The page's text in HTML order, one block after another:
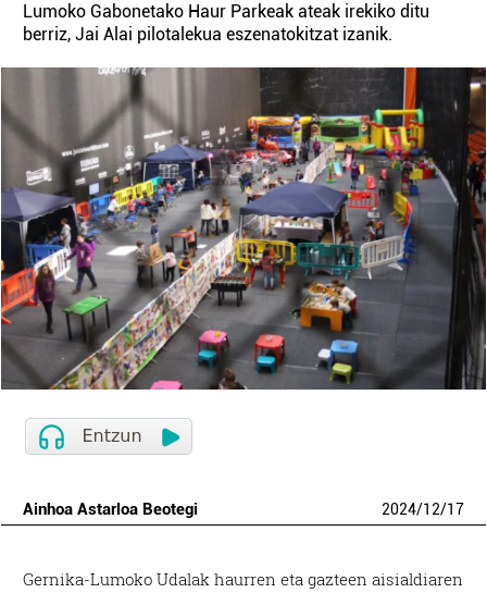
Lumoko Gabonetako Haur Parkeak ateak irekiko ditu
berriz, Jai Alai pilotalekua eszenatokitzat izanik.
Ainhoa Astarloa Beotegi 2024/12/17
Gernika-Lumoko Udalak haurren eta gazteen aisialdiaren